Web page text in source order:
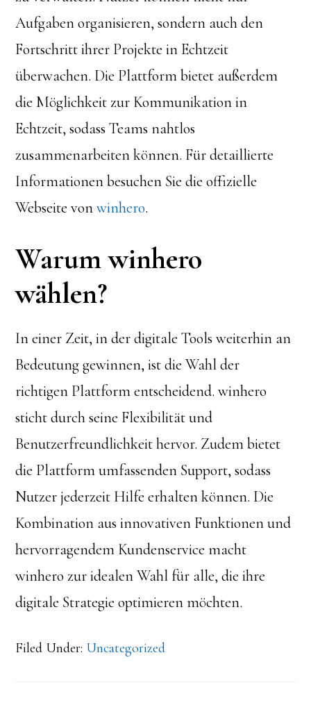
Aufgaben organisieren, sondern auch den
Fortschritt ihrer Projekte in Echtzeit
überwachen. Die Plattform bietet außerdem
die Möglichkeit zur Kommunikation in
Echtzeit, sodass Teams nahtlos
zusammenarbeiten können. Für detaillierte
Informationen besuchen Sie die offizielle
Webseite vonwinhero.
Warum winhero
wählen?
In einer Zeit, in der digitale Tools weiterhin an
Bedeutung gewinnen, ist die Wahl der
richtigen Plattform entscheidend. winhero
sticht durch seine Flexibilität und
Benutzerfreundlichkeit hervor. Zudem bietet
die Plattform umfassenden Support, sodass
Nutzer jederzeit Hilfe erhalten können. Die
Kombination aus innovativen Funktionen und
hervorragendem Kundenservice macht
winhero zur idealen Wahl für alle, die ihre
digitale Strategie optimieren möchten.
Filed Under: Uncategorized